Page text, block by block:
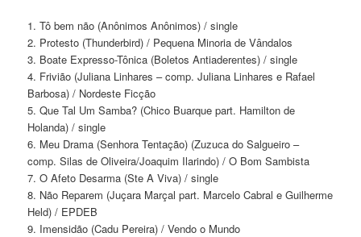
1. Tô bem não (Anônimos Anônimos) / single
2. Protesto (Thunderbird) / Pequena Minoria de Vândalos
3. Boate Expresso-Tônica (Boletos Antiaderentes) / single
4. Frivião (Juliana Linhares – comp. Juliana Linhares e Rafael
Barbosa) / Nordeste Ficção
5. Que Tal Um Samba? (Chico Buarque part. Hamilton de
Holanda) / single
6. Meu Drama (Senhora Tentação) (Zuzuca do Salgueiro –
comp. Silas de Oliveira/Joaquim Ilarindo) / O Bom Sambista
7. O Afeto Desarma (Ste A Viva) / single
8. Não Reparem (Juçara Marçal part. Marcelo Cabral e Guilherme
Held) / EPDEB
9. Imensidão (Cadu Pereira) / Vendo o Mundo